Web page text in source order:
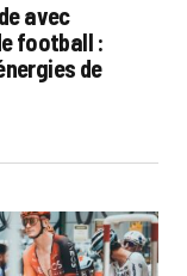
avec
football :
de